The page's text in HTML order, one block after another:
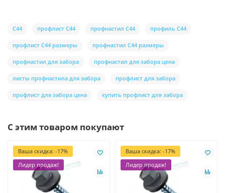
С44 профлист С44 профнастил С44 профиль С44
профлист С44 размеры профнастил С44 размеры
профнастил для забора профнастил для забора цена
листы профнастила для забора профлист для забора
профлист для забора цена купить профлист для забора
С этим товаром покупают
Ваша скидка: -17%
Лидер продаж!
Ваша скидка: -17%
Лидер продаж!